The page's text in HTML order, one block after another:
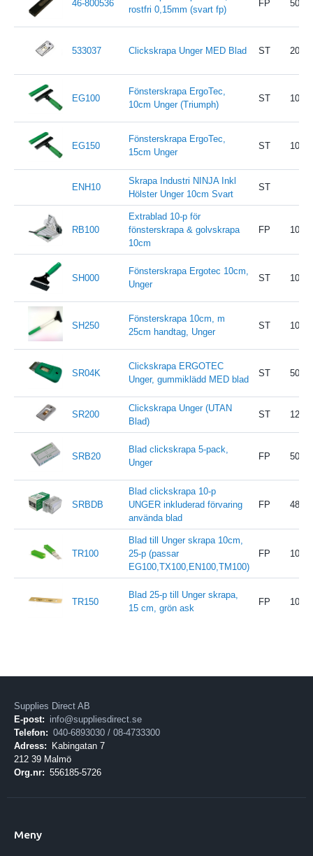
46-800536
rostfri 0,15mm (svart fp)
FP 50
533037 Clickskrapa Unger MED Blad ST 20
EG100
Fönsterskrapa ErgoTec,
10cm Unger (Triumph)
ST 10
EG150
Fönsterskrapa ErgoTec,
15cm Unger
ST 10
ENH10
Skrapa Industri NINJA Inkl
Hölster Unger 10cm Svart
ST
RB100
Extrablad 10-p för
fönsterskrapa & golvskrapa
10cm
FP 10
SH000
Fönsterskrapa Ergotec 10cm,
Unger
ST 10
SH250
Fönsterskrapa 10cm, m
25cm handtag, Unger
ST 10
SR04K
Clickskrapa ERGOTEC
Unger, gummiklädd MED blad
ST 50
SR200
Clickskrapa Unger (UTAN
Blad)
ST 12
SRB20
Blad clickskrapa 5-pack,
Unger
FP 50
SRBDB
Blad clickskrapa 10-p
UNGER inkluderad förvaring
använda blad
FP 48
TR100
Blad till Unger skrapa 10cm,
25-p (passar
EG100,TX100,EN100,TM100)
FP 10
TR150
Blad 25-p till Unger skrapa,
15 cm, grön ask
FP 10
Supplies Direct AB
E-post: info@suppliesdirect.se
Telefon: 040-6893030 / 08-4733300
Adress:
Kabingatan 7
212 39 Malmö
Org.nr: 556185-5726
Meny